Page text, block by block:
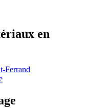
en
Ferrand